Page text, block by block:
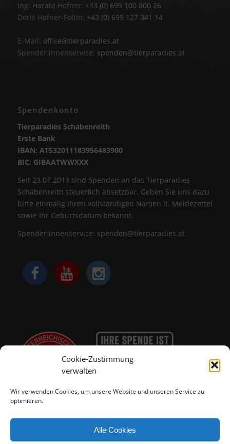
Cookie-Zustimmung
verwalten
Wir verwenden Cookies, um unsere Website und unseren Service zu
optimieren.
Alle Cookies
Ing. Harald Hofner: +43 (0) 699 100 800 26
Doris Hofner-Foltin: +43 (0) 699 127 341 14
E-Mail: office@tierparadies.at
Spender:innenservice: spenden@tierparadies.at
Spendenkonto
Tierparadies Schabenreith
Erste Bank
IBAN: AT532011183956483900
BIC: GIBAATWWXXX
Seit 23.07.2013 sind Spenden an das Tierparadies
Schabenreith steuerlich absetzbar. Geben Sie uns dazu
bitte einmalig Ihren vollständigen Namen lt. Meldezettel
sowie Ihr Geburtsdatum bekannt.
Spender:innenservice: spenden@tierparadies.at